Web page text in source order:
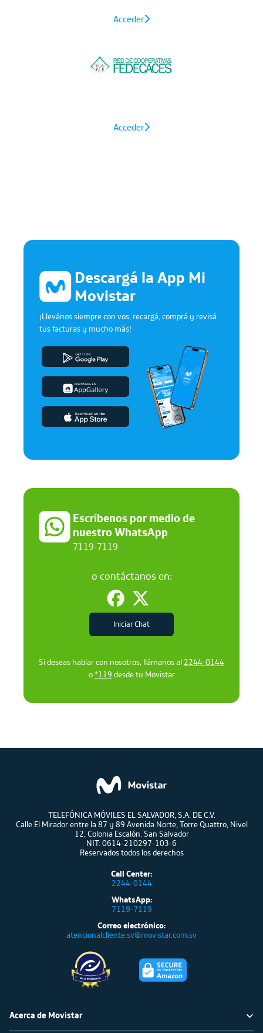
Acceder
Acceder
Descargá la App Mi
Movistar
¡Llevános siempre con vos, recargá, comprá y revisá
tus facturas y mucho más!
Escríbenos por medio de
nuestro WhatsApp
7119-7119
o contáctanos en:
Iniciar Chat
Si deseas hablar con nosotros, llámanos al 2244-0144
o*119 desde tu Movistar
TELEFÓNICA MÓVILES EL SALVADOR, S.A. DE C.V.
Calle El Mirador entre la 87 y 89 Avenida Norte, Torre Quattro, Nivel
12, Colonia Escalón. San Salvador
NIT: 0614-210297-103-6
Reservados todos los derechos
Call Center:
2244-0144
WhatsApp:
7119-7119
Correo electrónico:
atencionalcliente.sv@movistar.com.sv
Acerca de Movistar